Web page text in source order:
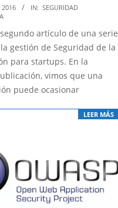
2016 IN: SEGURIDAD
artículo de una serie
gestión de Seguridad de la
para startups. En la
vimos que una
puede ocasionar
LEER MÁS